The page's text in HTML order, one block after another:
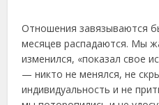
Отношения завязываются
месяцев распадаются. Мы
изменился, «показал свое
— никто не менялся, не
индивидуальность и не